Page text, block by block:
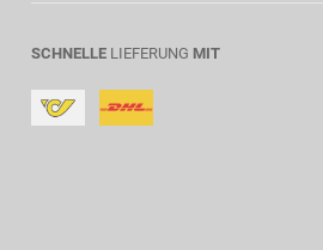
SCHNELLE LIEFERUNG MIT